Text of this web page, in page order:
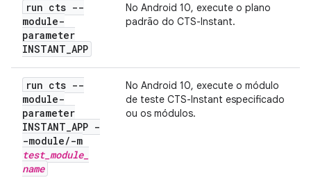
run cts --
module-
parameter
INSTANT_APP
No Android 10, execute o plano
padrão do CTS-Instant.
run cts --
module-
parameter
INSTANT_APP -
-module/-m
test_ module_
name
No Android 10, execute o módulo
de teste CTS-Instant especificado
ou os módulos.